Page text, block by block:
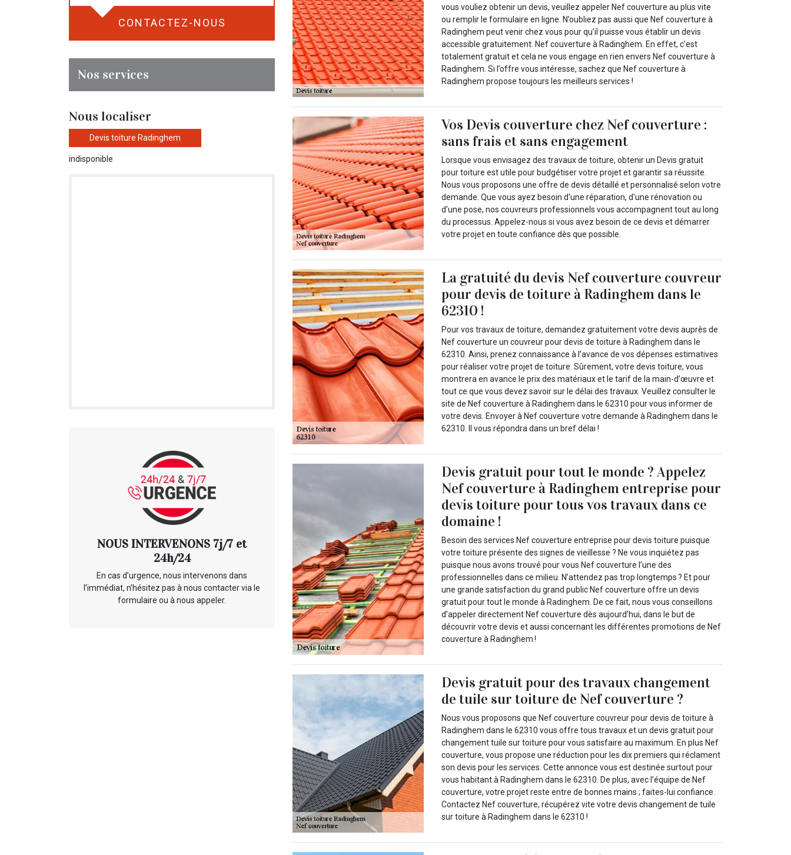
CONTACTEZ-NOUS
Nos services
Nous localiser
Devis toiture Radinghem
indisponible
NOUS INTERVENONS 7j/7 et
24h/24
En cas d’urgence, nous intervenons dans
l’immédiat, n’hésitez pas à nous contacter via le
formulaire ou à nous appeler.
vous vouliez obtenir un devis, veuillez appeler Nef couverture au plus vite
ou remplir le formulaire en ligne. N’oubliez pas aussi que Nef couverture à
Radinghem peut venir chez vous pour qu’il puisse vous établir un devis
accessible gratuitement. Nef couverture à Radinghem. En effet, c’est
totalement gratuit et cela ne vous engage en rien envers Nef couverture à
Radinghem. Si l’offre vous intéresse, sachez que Nef couverture à
Radinghem propose toujours les meilleurs services !
Vos Devis couverture chez Nef couverture :
sans frais et sans engagement
Lorsque vous envisagez des travaux de toiture, obtenir un Devis gratuit
pour toiture est utile pour budgétiser votre projet et garantir sa réussite.
Nous vous proposons une offre de devis détaillé et personnalisé selon votre
demande. Que vous ayez besoin d'une réparation, d'une rénovation ou
d'une pose, nos couvreurs professionnels vous accompagnent tout au long
du processus. Appelez-nous si vous avez besoin de ce devis et démarrer
votre projet en toute confiance dès que possible.
La gratuité du devis Nef couverture couvreur
pour devis de toiture à Radinghem dans le
62310 !
Pour vos travaux de toiture, demandez gratuitement votre devis auprès de
Nef couverture un couvreur pour devis de toiture à Radinghem dans le
62310. Ainsi, prenez connaissance à l’avance de vos dépenses estimatives
pour réaliser votre projet de toiture. Sûrement, votre devis toiture, vous
montrera en avance le prix des matériaux et le tarif de la main-d’œuvre et
tout ce que vous devez savoir sur le délai des travaux. Veuillez consulter le
site de Nef couverture à Radinghem dans le 62310 pour vous informer de
votre devis. Envoyer à Nef couverture votre demande à Radinghem dans le
62310. Il vous répondra dans un bref délai !
Devis gratuit pour tout le monde ? Appelez
Nef couverture à Radinghem entreprise pour
devis toiture pour tous vos travaux dans ce
domaine !
Besoin des services Nef couverture entreprise pour devis toiture puisque
votre toiture présente des signes de vieillesse ? Ne vous inquiétez pas
puisque nous avons trouvé pour vous Nef couverture l’une des
professionnelles dans ce milieu. N’attendez pas trop longtemps ? Et pour
une grande satisfaction du grand public Nef couverture offre un devis
gratuit pour tout le monde à Radinghem. De ce fait, nous vous conseillons
d’appeler directement Nef couverture dès aujourd’hui, dans le but de
découvrir votre devis et aussi concernant les différentes promotions de Nef
couverture à Radinghem !
Devis gratuit pour des travaux changement
de tuile sur toiture de Nef couverture ?
Nous vous proposons que Nef couverture couvreur pour devis de toiture à
Radinghem dans le 62310 vous offre tous travaux et un devis gratuit pour
changement tuile sur toiture pour vous satisfaire au maximum. En plus Nef
couverture, vous propose une réduction pour les dix premiers qui réclament
son devis pour les services. Cette annonce vous est destinée surtout pour
vous habitant à Radinghem dans le 62310. De plus, avec l’équipe de Nef
couverture, votre projet reste entre de bonnes mains ; faites-lui confiance.
Contactez Nef couverture, récupérez vite votre devis changement de tuile
sur toiture à Radinghem dans le 62310 !